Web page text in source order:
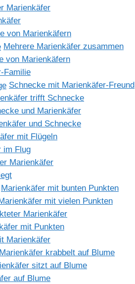
Marienkäfer
von Marienkäfern
Mehrere Marienkäfer zusammen
von Marienkäfern
Familie
Schnecke mit Marienkäfer-Freund
trifft Schnecke
und Marienkäfer
und Schnecke
mit Flügeln
im Flug
Marienkäfer
Marienkäfer mit bunten Punkten
mit vielen Punkten
Marienkäfer
mit Punkten
Marienkäfer
Marienkäfer krabbelt auf Blume
sitzt auf Blume
auf Blume